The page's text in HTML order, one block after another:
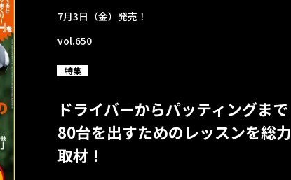
7月3日（金）発売！
vol.650
特集
ドライバーからパッティングまで
80台を出すためのレッスンを総力
取材！